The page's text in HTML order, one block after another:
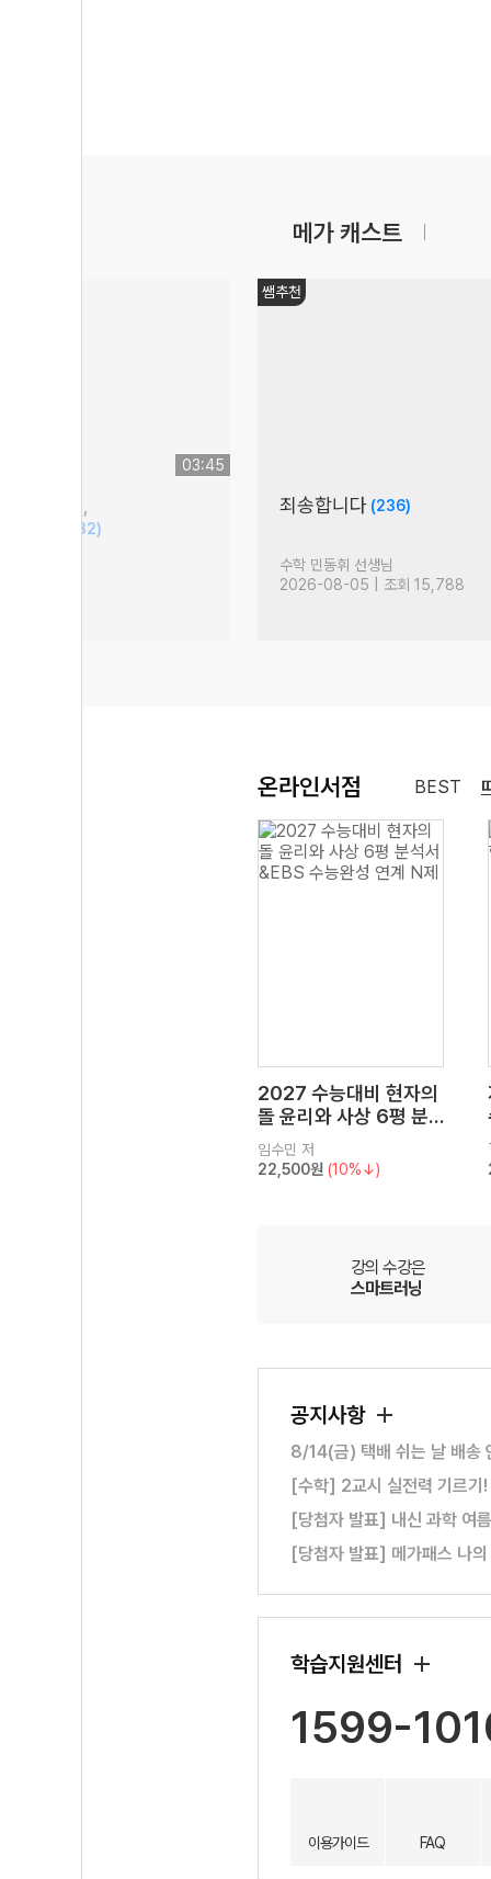
메가 캐스트
03:45
(32)
쌤추천
죄송합니다 (236)
수학 민동휘 선생님
2026-08-05 | 조회 15,788
온라인서점 BEST
2027 수능대비 현자의
돌 윤리와 사상 6평 분
석서&EBS 수능완성 연
계 N제
임수민 저
22,500원 (10%↓)
강의 수강은
스마트러닝
공지사항
8/14(금) 택배 쉬는 날 배송
[수학] 2교시 실전력 기르기
[당첨자 발표] 내신 과학 여
[당첨자 발표] 메가패스 나
학습지원센터
1599-
이용가이드 FAQ